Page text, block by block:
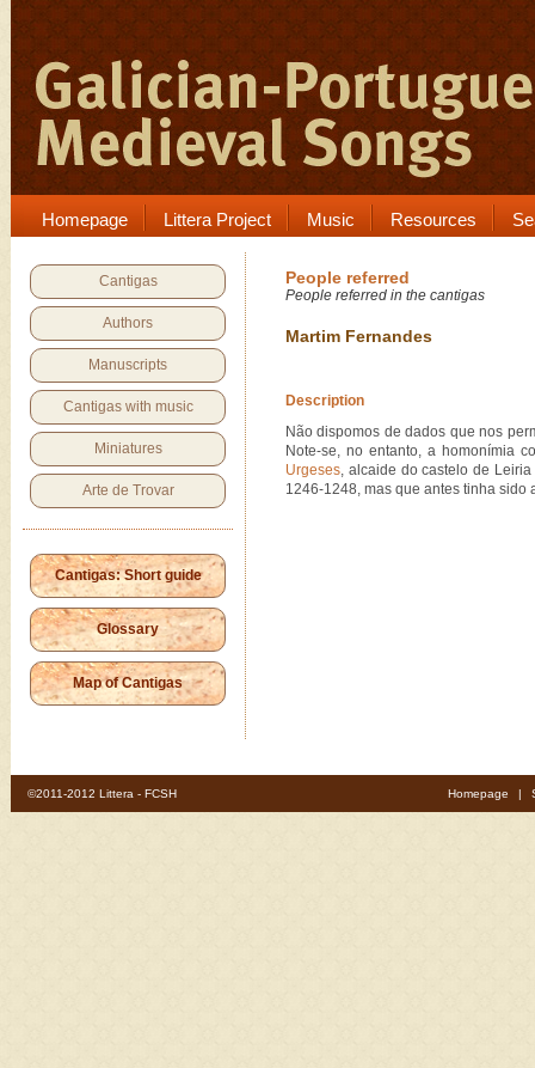
Homepage Littera Project Music Resources
Cantigas
Authors
Manuscripts
Cantigas with music
Miniatures
Arte de Trovar
Cantigas: Short guide
Glossary
Map of Cantigas
People referred
People referred in the cantigas
Martim Fernandes
Description
Não dispomos de dados que nos
Note-se, no entanto, a homonímia
Urgeses, alcaide do castelo de
1246-1248, mas que antes tinha sido
©2011-2012 Littera - FCSH Homepage |